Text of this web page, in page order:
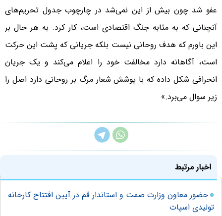
عفو شد چون بیش از این نمی‌شد در چارچوب جدول تحریم‌های
آنچنانی که به مثابه جنگ اقتصادی است، کار کرد. به‌ هر حال بر
این باورم که هدف روحانی نیست بلکه جریانی که پشت این حرکت
است، آگاهانه دارد مخالفت خود را اعلام می‌کند و یک جریان
انحرافی شکل داده که با پوشش شعار مرگ بر روحانی دارد اصل را
زیر سوال می‌برد.»
اخبار مرتبط
حضور معاون وزارت صمت و استاندار قم در آیین افتتاح کارخانه
تولیدی اسپات